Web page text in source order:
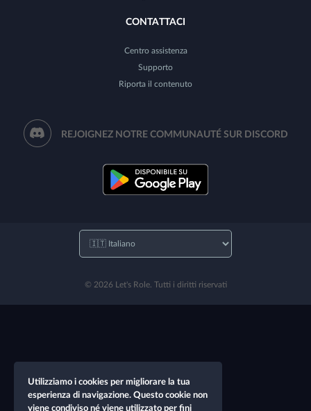
CONTATTACI
Centro assistenza
Supporto
Riporta il contenuto
REJOIGNEZ NOTRE COMMUNAUTÉ SUR DISCORD
© 2026 Let's Role. Tutti i diritti riservati
Utilizziamo i cookies per migliorare la tua
esperienza di navigazione. Questo cookie non
viene condiviso né viene utilizzato per fini